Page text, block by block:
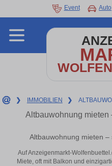
Event Auto
❯ IMMOBILIEN ❯
Altbauwohnung mieten
Altbauwohnung mieten –
Auf Anzeigenmarkt-
Miete, oft mit Balkon und